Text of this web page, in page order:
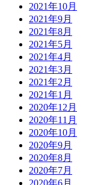
2021年10月
2021年9月
2021年8月
2021年5月
2021年4月
2021年3月
2021年2月
2021年1月
2020年12月
2020年11月
2020年10月
2020年9月
2020年8月
2020年7月